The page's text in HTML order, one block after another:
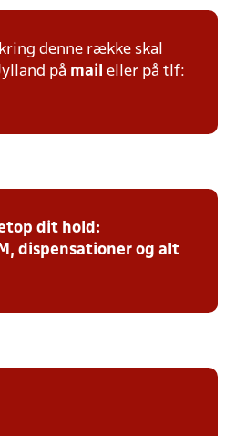
denne række skal
på mail eller på tlf:
dit hold:
dispensationer og alt